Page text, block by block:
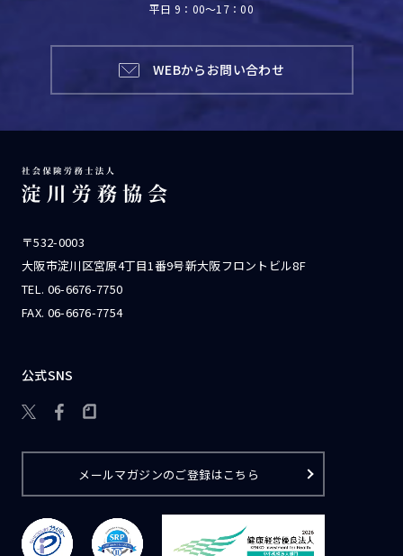
平日 9：00～17：00
WEBからお問い合わせ
〒532-0003
大阪市淀川区宮原4丁目1番9号新大阪フロントビル8F
TEL. 06-6676-7750
FAX. 06-6676-7754
公式SNS

メールマガジンのご登録はこちら